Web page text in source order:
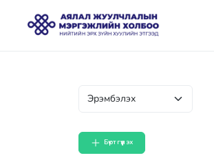
Бүртгүүлэх